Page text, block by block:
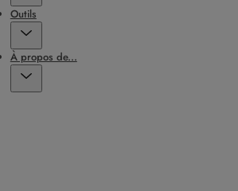
Outils
À propos de...